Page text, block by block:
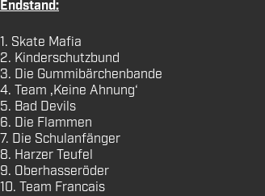
Endstand:
1. Skate Mafia
2. Kinderschutzbund
3. Die Gummibärchenbande
4. Team ‚Keine Ahnung‘
5. Bad Devils
6. Die Flammen
7. Die Schulanfänger
8. Harzer Teufel
9. Oberhasseröder
10. Team Francais